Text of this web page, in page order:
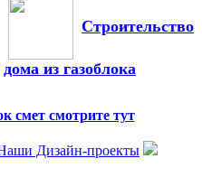
Строительство
дома из газоблока
смет смотрите тут
Дизайн-проекты